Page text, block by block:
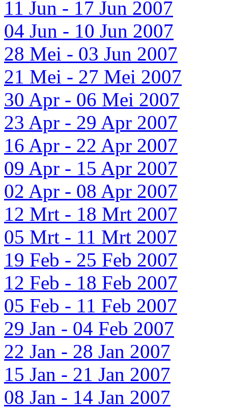
11 Jun - 17 Jun 2007
04 Jun - 10 Jun 2007
28 Mei - 03 Jun 2007
21 Mei - 27 Mei 2007
30 Apr - 06 Mei 2007
23 Apr - 29 Apr 2007
16 Apr - 22 Apr 2007
09 Apr - 15 Apr 2007
02 Apr - 08 Apr 2007
12 Mrt - 18 Mrt 2007
05 Mrt - 11 Mrt 2007
19 Feb - 25 Feb 2007
12 Feb - 18 Feb 2007
05 Feb - 11 Feb 2007
29 Jan - 04 Feb 2007
22 Jan - 28 Jan 2007
15 Jan - 21 Jan 2007
08 Jan - 14 Jan 2007